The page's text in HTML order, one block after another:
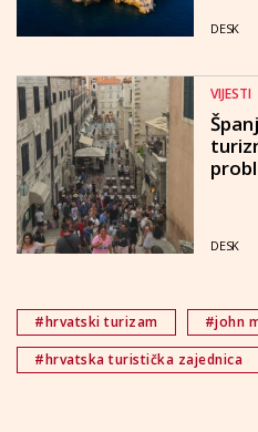
DESK
VIJESTI
DESK
#hrvatski turizam
#john
#hrvatska turistička zajednica